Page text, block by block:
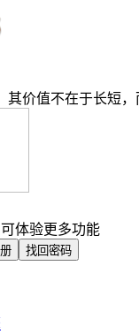
其价值不在于长短，
体验更多功能
找回密码